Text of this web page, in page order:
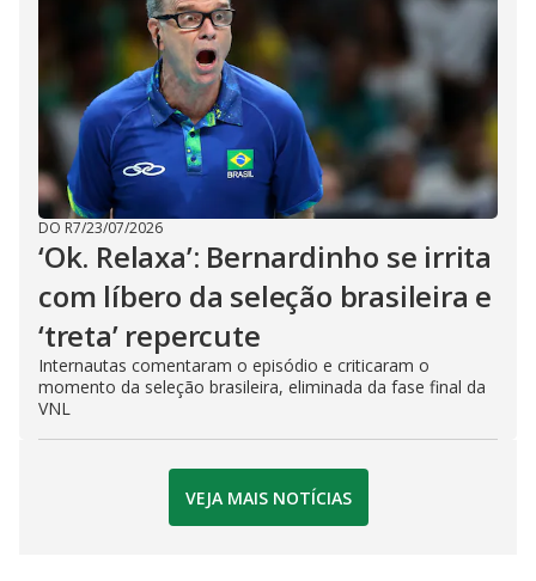
DO R7/23/07/2026
‘Ok. Relaxa’: Bernardinho se irrita
com líbero da seleção brasileira e
‘treta’ repercute
Internautas comentaram o episódio e criticaram o
momento da seleção brasileira, eliminada da fase final da
VNL
VEJA MAIS NOTÍCIAS